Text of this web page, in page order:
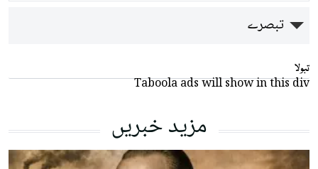
تبصرے
تبولا
Taboola ads will show in this div
مزید خبریں